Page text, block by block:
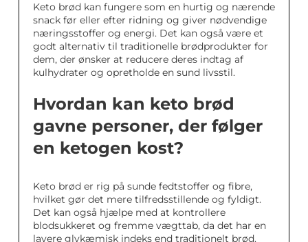
Keto brød kan fungere som en hurtig og nærende
snack før eller efter ridning og giver nødvendige
næringsstoffer og energi. Det kan også være et
godt alternativ til traditionelle brødprodukter for
dem, der ønsker at reducere deres indtag af
kulhydrater og opretholde en sund livsstil.
Hvordan kan keto brød
gavne personer, der følger
en ketogen kost?
Keto brød er rig på sunde fedtstoffer og fibre,
hvilket gør det mere tilfredsstillende og fyldigt.
Det kan også hjælpe med at kontrollere
blodsukkeret og fremme vægttab, da det har en
lavere glykæmisk indeks end traditionelt brød.